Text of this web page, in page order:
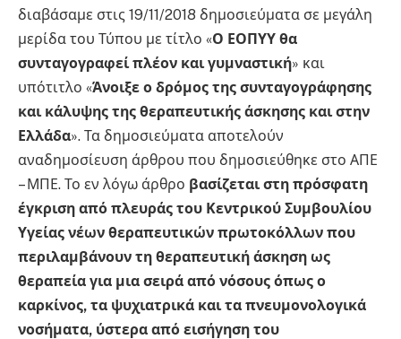
διαβάσαμε στις 19/11/2018 δημοσιεύματα σε μεγάλη
μερίδα του Τύπου με τίτλο «Ο ΕΟΠΥΥ θα
συνταγογραφεί πλέον και γυμναστική» και
υπότιτλο «Άνοιξε ο δρόμος της συνταγογράφησης
και κάλυψης της θεραπευτικής άσκησης και στην
Ελλάδα». Τα δημοσιεύματα αποτελούν
αναδημοσίευση άρθρου που δημοσιεύθηκε στο ΑΠΕ
– ΜΠΕ. Το εν λόγω άρθρο βασίζεται στη πρόσφατη
έγκριση από πλευράς του Κεντρικού Συμβουλίου
Υγείας νέων θεραπευτικών πρωτοκόλλων που
περιλαμβάνουν τη θεραπευτική άσκηση ως
θεραπεία για μια σειρά από νόσους όπως ο
καρκίνος, τα ψυχιατρικά και τα πνευμονολογικά
νοσήματα, ύστερα από εισήγηση του